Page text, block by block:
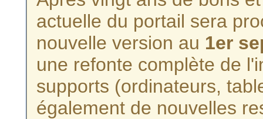
actuelle du portail sera
nouvelle version au 1er
une refonte complète de
supports (ordinateurs,
également de nouvelles